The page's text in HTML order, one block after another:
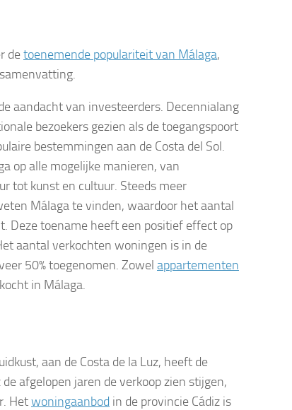
detoenemende populariteit van Málaga,
aandacht van investeerders. Decennialang
bezoekers gezien als de toegangspoort
bestemmingen aan de Costa del Sol.
op alle mogelijke manieren, van
tot kunst en cultuur. Steeds meer
Málaga te vinden, waardoor het aantal
Deze toename heeft een positief effect op
aantal verkochten woningen is in de
50% toegenomen. Zowel appartementen
in Málaga.
aan de Costa de la Luz, heeft de
afgelopen jaren de verkoop zien stijgen,
Hetwoningaanbod in de provincie Cádiz is